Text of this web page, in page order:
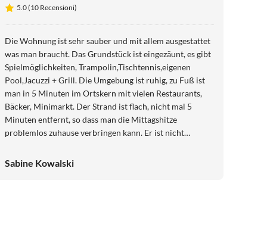
5.0 (10 Recensioni)
Die Wohnung ist sehr sauber und mit allem ausgestattet
was man braucht. Das Grundstück ist eingezäunt, es gibt
Spielmöglichkeiten, Trampolin,Tischtennis,eigenen
Pool,Jacuzzi + Grill. Die Umgebung ist ruhig, zu Fuß ist
man in 5 Minuten im Ortskern mit vielen Restaurants,
Bäcker, Minimarkt. Der Strand ist flach, nicht mal 5
Minuten entfernt, so dass man die Mittagshitze
problemlos zuhause verbringen kann. Er ist nicht
keine Liegen/Schirm mieten möchte. Die Gastgeber
Sabine Kowalski